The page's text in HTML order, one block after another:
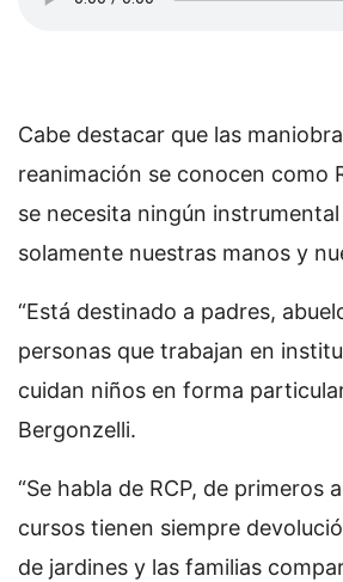
Cabe destacar que las
reanimación se conocen como
se necesita ningún
solamente nuestras manos y
“Está destinado a padres,
personas que trabajan en
cuidan niños en forma
Bergonzelli.
“Se habla de RCP, de primeros
cursos tienen siempre
de jardines y las familias